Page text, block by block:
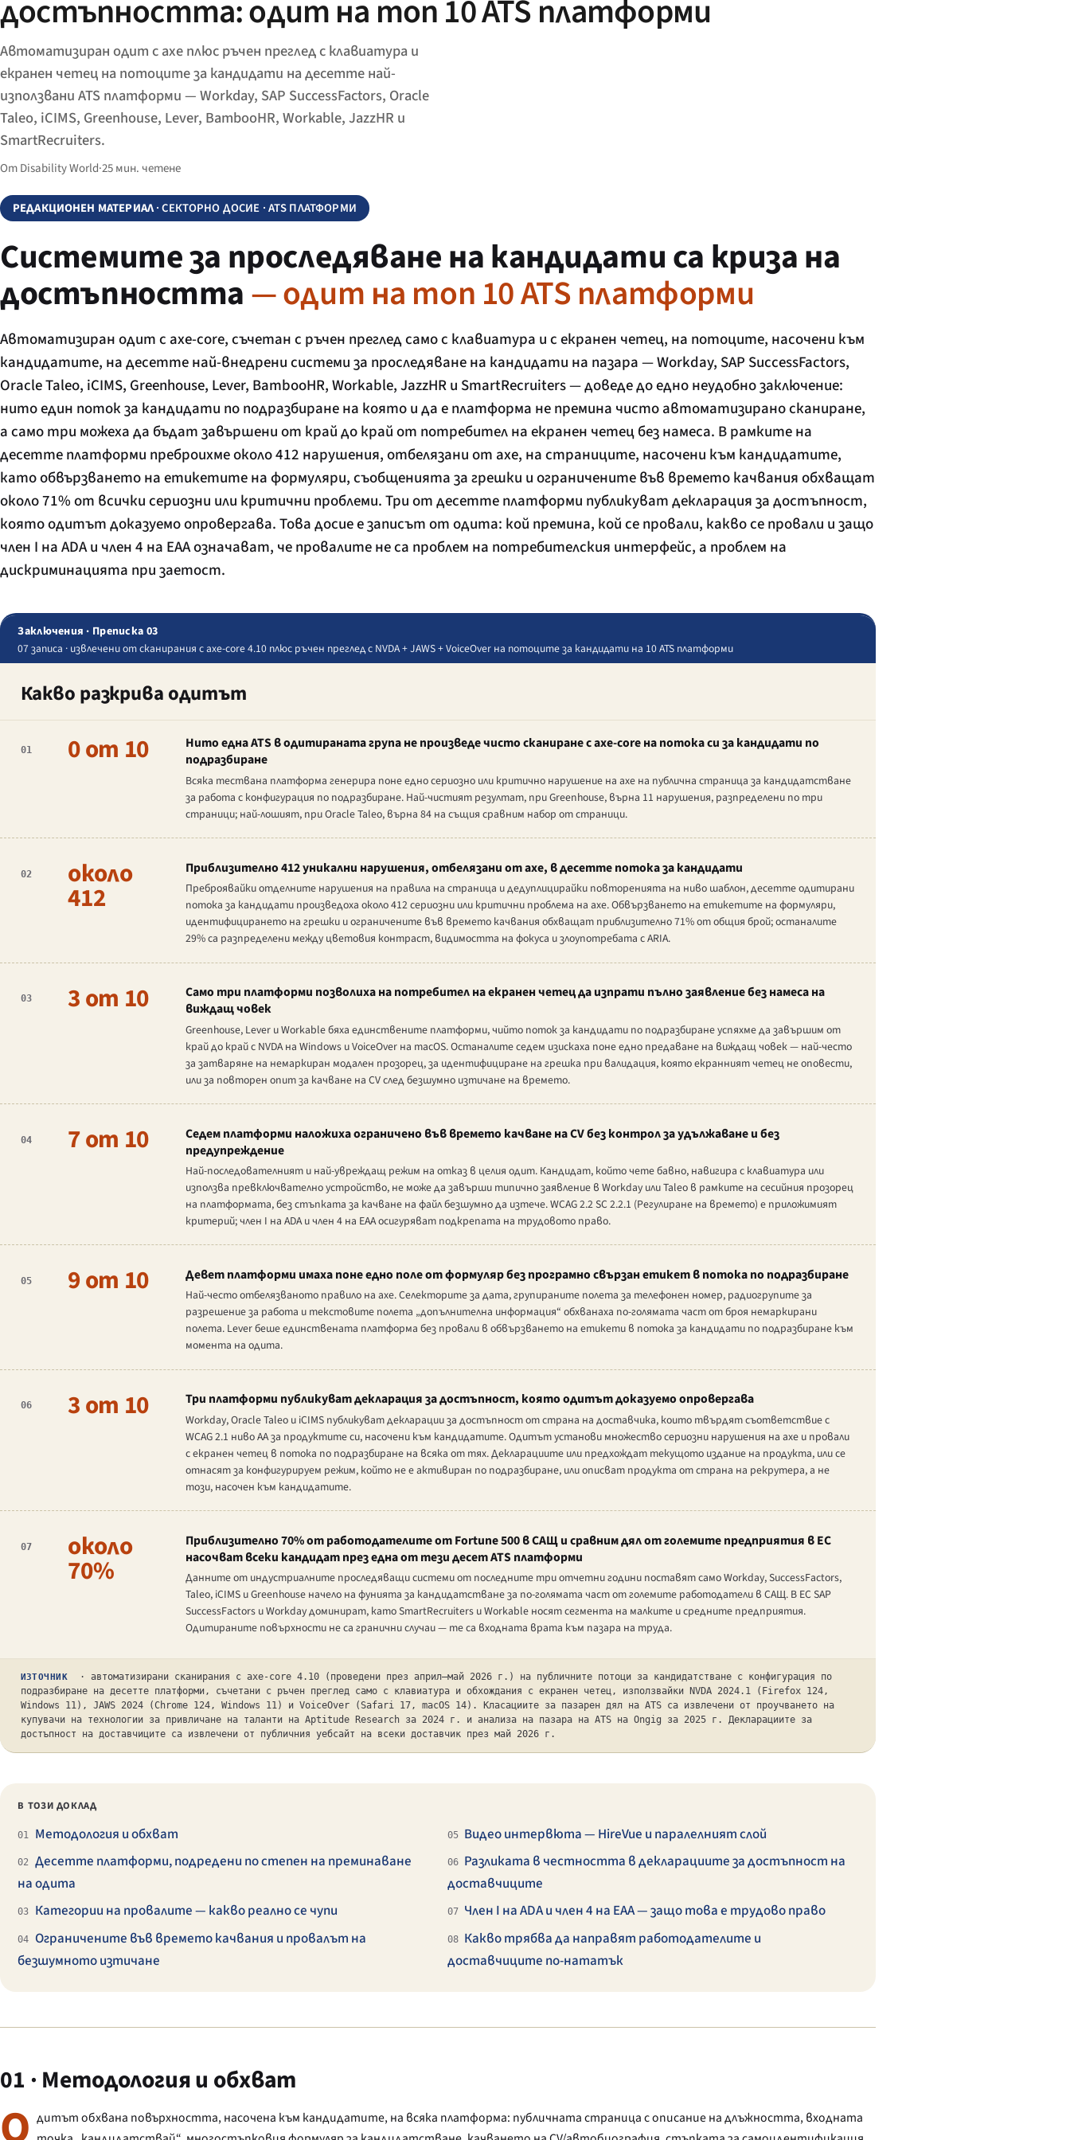
достъпността: одит на топ 10 ATS платформи
Автоматизиран одит с axe плюс ръчен преглед с клавиатура и
екранен четец на потоците за кандидати на десетте най-
използвани ATS платформи — Workday, SAP SuccessFactors, Oracle
Taleo, iCIMS, Greenhouse, Lever, BambooHR, Workable, JazzHR и
SmartRecruiters.
От Disability World·25 мин. четене
РЕДАКЦИОНЕН МАТЕРИАЛ· СЕКТОРНО ДОСИЕ · ATS ПЛАТФОРМИ
Системите за проследяване на кандидати са криза на
достъпността— одит на топ 10 ATS платформи
Автоматизиран одит с axe-core, съчетан с ръчен преглед само с клавиатура и с екранен четец, на потоците, насочени към
кандидатите, на десетте най-внедрени системи за проследяване на кандидати на пазара — Workday, SAP SuccessFactors,
Oracle Taleo, iCIMS, Greenhouse, Lever, BambooHR, Workable, JazzHR и SmartRecruiters — доведе до едно неудобно заключение:
нито един поток за кандидати по подразбиране на която и да е платформа не премина чисто автоматизирано сканиране,
а само три можеха да бъдат завършени от край до край от потребител на екранен четец без намеса. В рамките на
десетте платформи преброихме около 412 нарушения, отбелязани от axe, на страниците, насочени към кандидатите,
като обвързването на етикетите на формуляри, съобщенията за грешки и ограничените във времето качвания обхващат
около 71% от всички сериозни или критични проблеми. Три от десетте платформи публикуват декларация за достъпност,
която одитът доказуемо опровергава. Това досие е записът от одита: кой премина, кой се провали, какво се провали и защо
член I на ADA и член 4 на EAA означават, че провалите не са проблем на потребителския интерфейс, а проблем на
дискриминацията при заетост.
Заключения · Преписка 03
07 записа · извлечени от сканирания с axe-core 4.10 плюс ръчен преглед с NVDA + JAWS + VoiceOver на потоците за кандидати на 10 ATS платформи
Какво разкрива одитът
01 0 от 10
Нито една ATS в одитираната група не произведе чисто сканиране с axe-core на потока си за кандидати по
подразбиране
Всяка тествана платформа генерира поне едно сериозно или критично нарушение на axe на публична страница за кандидатстване
за работа с конфигурация по подразбиране. Най-чистият резултат, при Greenhouse, върна 11 нарушения, разпределени по три
страници; най-лошият, при Oracle Taleo, върна 84 на същия сравним набор от страници.
02 около
412
Приблизително 412 уникални нарушения, отбелязани от axe, в десетте потока за кандидати
Преброявайки отделните нарушения на правила на страница и дедуплицирайки повторенията на ниво шаблон, десетте одитирани
потока за кандидати произведоха около 412 сериозни или критични проблема на axe. Обвързването на етикетите на формуляри,
идентифицирането на грешки и ограничените във времето качвания обхващат приблизително 71% от общия брой; останалите
29% са разпределени между цветовия контраст, видимостта на фокуса и злоупотребата с ARIA.
03 3 от 10
Само три платформи позволиха на потребител на екранен четец да изпрати пълно заявление без намеса на
виждащ човек
Greenhouse, Lever и Workable бяха единствените платформи, чийто поток за кандидати по подразбиране успяхме да завършим от
край до край с NVDA на Windows и VoiceOver на macOS. Останалите седем изискаха поне едно предаване на виждащ човек — най-често
за затваряне на немаркиран модален прозорец, за идентифициране на грешка при валидация, която екранният четец не оповести,
или за повторен опит за качване на CV след безшумно изтичане на времето.
04 7 от 10
Седем платформи наложиха ограничено във времето качване на CV без контрол за удължаване и без
предупреждение
Най-последователният и най-увреждащ режим на отказ в целия одит. Кандидат, който чете бавно, навигира с клавиатура или
използва превключвателно устройство, не може да завърши типично заявление в Workday или Taleo в рамките на сесийния прозорец
на платформата, без стъпката за качване на файл безшумно да изтече. WCAG 2.2 SC 2.2.1 (Регулиране на времето) е приложимият
критерий; член I на ADA и член 4 на EAA осигуряват подкрепата на трудовото право.
05 9 от 10 Девет платформи имаха поне едно поле от формуляр без програмно свързан етикет в потока по подразбиране
Най-често отбелязваното правило на axe. Селекторите за дата, групираните полета за телефонен номер, радиогрупите за
разрешение за работа и текстовите полета „допълнителна информация“ обхванаха по-голямата част от броя немаркирани
полета. Lever беше единствената платформа без провали в обвързването на етикети в потока за кандидати по подразбиране към
момента на одита.
06 3 от 10 Три платформи публикуват декларация за достъпност, която одитът доказуемо опровергава
Workday, Oracle Taleo и iCIMS публикуват декларации за достъпност от страна на доставчика, които твърдят съответствие с
WCAG 2.1 ниво AA за продуктите си, насочени към кандидатите. Одитът установи множество сериозни нарушения на axe и провали
с екранен четец в потока по подразбиране на всяка от тях. Декларациите или предхождат текущото издание на продукта, или се
отнасят за конфигурируем режим, който не е активиран по подразбиране, или описват продукта от страна на рекрутера, а не
този, насочен към кандидатите.
07 около
70%
Приблизително 70% от работодателите от Fortune 500 в САЩ и сравним дял от големите предприятия в ЕС
насочват всеки кандидат през една от тези десет ATS платформи
Данните от индустриалните проследяващи системи от последните три отчетни години поставят само Workday, SuccessFactors,
Taleo, iCIMS и Greenhouse начело на фунията за кандидатстване за по-голямата част от големите работодатели в САЩ. В ЕС SAP
SuccessFactors и Workday доминират, като SmartRecruiters и Workable носят сегмента на малките и средните предприятия.
Одитираните повърхности не са гранични случаи — те са входната врата към пазара на труда.
ИЗТОЧНИК
· автоматизирани сканирания с axe-core 4.10 (проведени през април–май 2026 г.) на публичните потоци за кандидатстване с конфигурация по
подразбиране на десетте платформи, съчетани с ръчен преглед само с клавиатура и обхождания с екранен четец, използвайки NVDA 2024.1 (Firefox 124,
Windows 11), JAWS 2024 (Chrome 124, Windows 11) и VoiceOver (Safari 17, macOS 14). Класациите за пазарен дял на ATS са извлечени от проучването на
купувачи на технологии за привличане на таланти на Aptitude Research за 2024 г. и анализа на пазара на ATS на Ongig за 2025 г. Декларациите за
достъпност на доставчиците са извлечени от публичния уебсайт на всеки доставчик през май 2026 г.
В ТОЗИ ДОКЛАД
01 Методология и обхват
02 Десетте платформи, подредени по степен на преминаване
на одита
03 Категории на провалите — какво реално се чупи
04 Ограничените във времето качвания и провалът на
безшумното изтичане
05 Видео интервюта — HireVue и паралелният слой
06 Разликата в честността в декларациите за достъпност на
доставчиците
07 Член I на ADA и член 4 на EAA — защо това е трудово право
08 Какво трябва да направят работодателите и
доставчиците по-нататък
01 · Методология и обхват
дитът обхвана повърхността, насочена към кандидатите, на всяка платформа: публичната страница с описание на длъжността, входната